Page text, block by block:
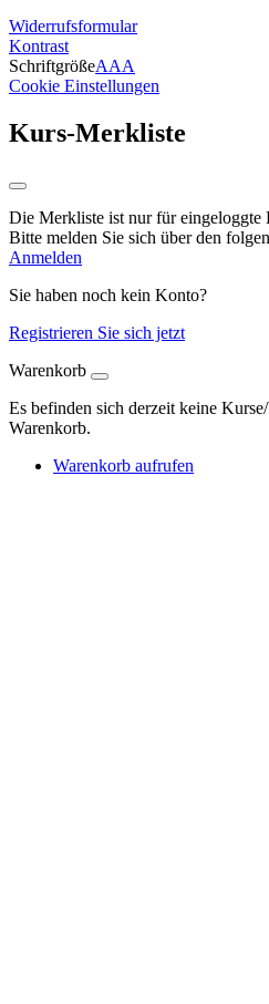
Widerrufsformular
Kontrast
SchriftgrößeAAA
Cookie Einstellungen
Kurs-Merkliste
Die Merkliste ist nur für eingeloggte
Bitte melden Sie sich über den
Anmelden
Sie haben noch kein Konto?
Registrieren Sie sich jetzt
Warenkorb
Es befinden sich derzeit keine
Warenkorb.
Warenkorb aufrufen